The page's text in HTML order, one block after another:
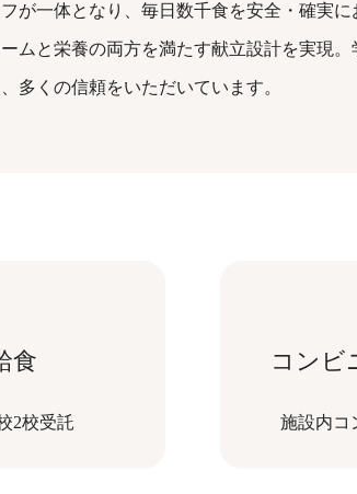
が一体となり、毎日数千食を安全・確実に
ムと栄養の両方を満たす献立設計を実現
多くの信頼をいただいています。
食
2校受託
コンビ
施設内コ